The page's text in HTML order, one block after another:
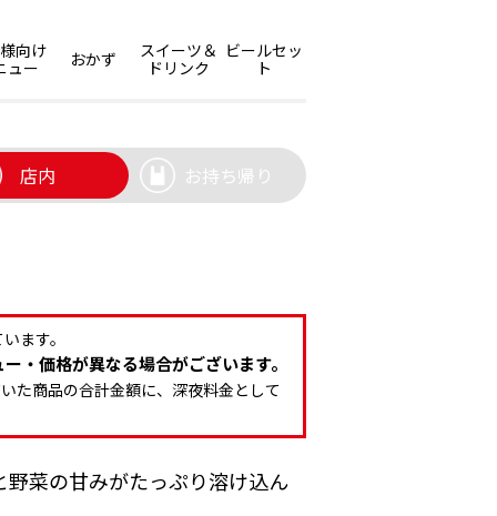
向け
ュー
おかず
スイーツ＆
ドリンク
ビールセッ
ト
店内 お持ち帰り
ます。
・価格が異なる場合がございます。
た商品の合計金額に、深夜料金として
菜の甘みがたっぷり溶け込ん